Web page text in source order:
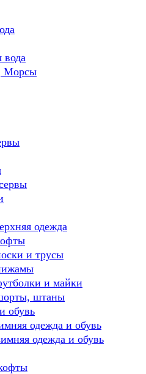
вода
Морсы
одежда
и трусы
и майки
штаны
обувь
одежда и обувь
одежда и обувь